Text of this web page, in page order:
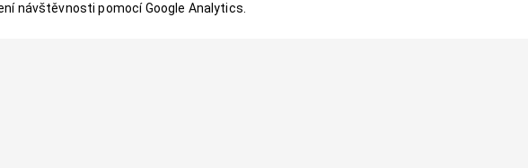
návštěvnosti pomocí Google Analytics.